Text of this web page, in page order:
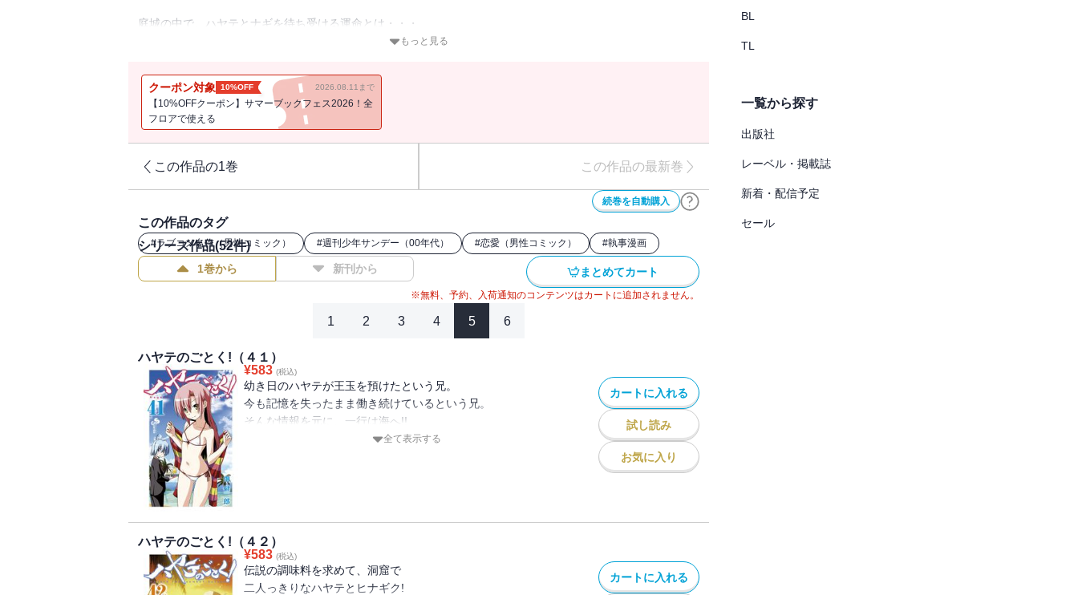
庭城の中で、ハヤテとナギを待ち受ける運命とは・・・
それぞれの想いが重なり、物語はクライマックスへ＿＿
さらに、全国民必読の感動の最終回を、連載時の豪華カラー完全再現で収録！
特別描き下ろしオマケも超大充実の最終巻！
もっと見る
クーポン対象 10%OFF 2026.08.11まで
【10%OFFクーポン】サマーブックフェス2026！全
フロアで使える
この作品の1巻 この作品の最新巻
続巻を自動購入
この作品のタグ
#ラブコメ名作（男性コミック） #週刊少年サンデー（00年代） #恋愛（男性コミック） #執事漫画
シリーズ作品(52件)
1巻から 新刊から まとめてカート
※無料、予約、入荷通知のコンテンツはカートに追加されません。
1 2 3 4 5 6
ハヤテのごとく!（４１）
¥583 (税込)
幼き日のハヤテが王玉を預けたという兄。
今も記憶を失ったまま働き続けているという兄。
そんな情報を元に、一行は海へ!!
だが不幸に愛された綾埼の血が、全て表示する
カートに入れる
試し読み
お気に入り
ハヤテのごとく!（４２）
¥583 (税込)
伝説の調味料を求めて、洞窟で
二人っきりなハヤテとヒナギク!
カートに入れる
BL
TL
一覧から探す
出版社
レーベル・掲載誌
新着・配信予定
セール